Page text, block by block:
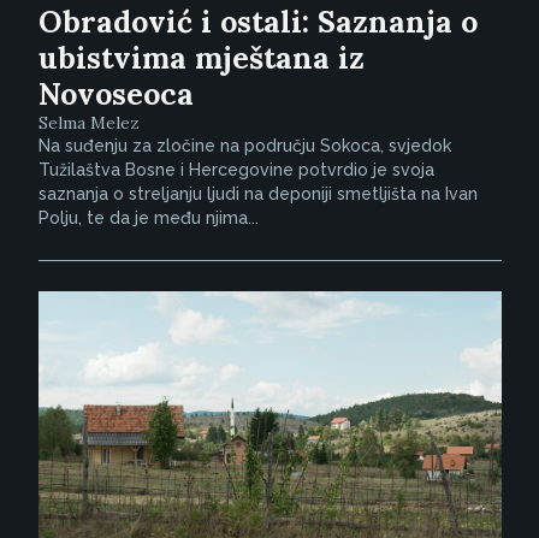
Obradović i ostali: Saznanja o
ubistvima mještana iz
Novoseoca
Selma Melez
Na suđenju za zločine na području Sokoca, svjedok
Tužilaštva Bosne i Hercegovine potvrdio je svoja
saznanja o streljanju ljudi na deponiji smetljišta na Ivan
Polju, te da je među njima...